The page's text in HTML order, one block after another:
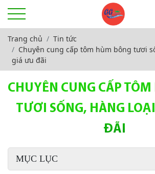
Trang chủ
Tin tức
Chuyên cung cấp tôm hùm bông tươi
giá ưu đãi
CHUYÊN CUNG CẤP
TƯƠI SỐNG, HÀNG
ĐÃI
MỤC LỤC